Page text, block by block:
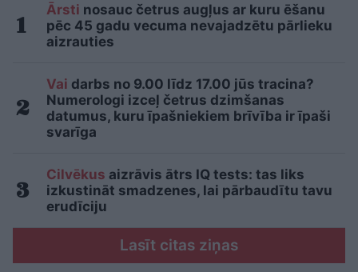
Ārsti nosauc četrus augļus ar kuru ēšanu
pēc 45 gadu vecuma nevajadzētu pārlieku
aizrauties
Vai darbs no 9.00 līdz 17.00 jūs tracina?
Numerologi izceļ četrus dzimšanas
datumus, kuru īpašniekiem brīvība ir īpaši
svarīga
Cilvēkus aizrāvis ātrs IQ tests: tas liks
izkustināt smadzenes, lai pārbaudītu tavu
erudīciju
Lasīt citas ziņas